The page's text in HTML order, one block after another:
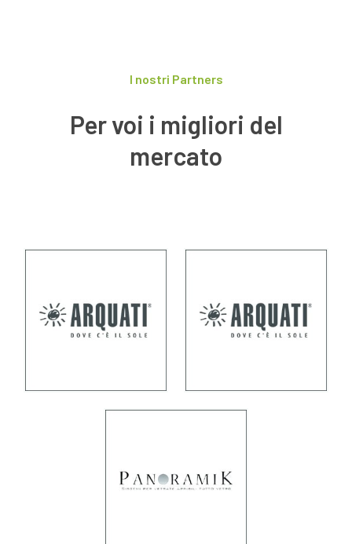
I nostri Partners
Per voi i migliori del
mercato